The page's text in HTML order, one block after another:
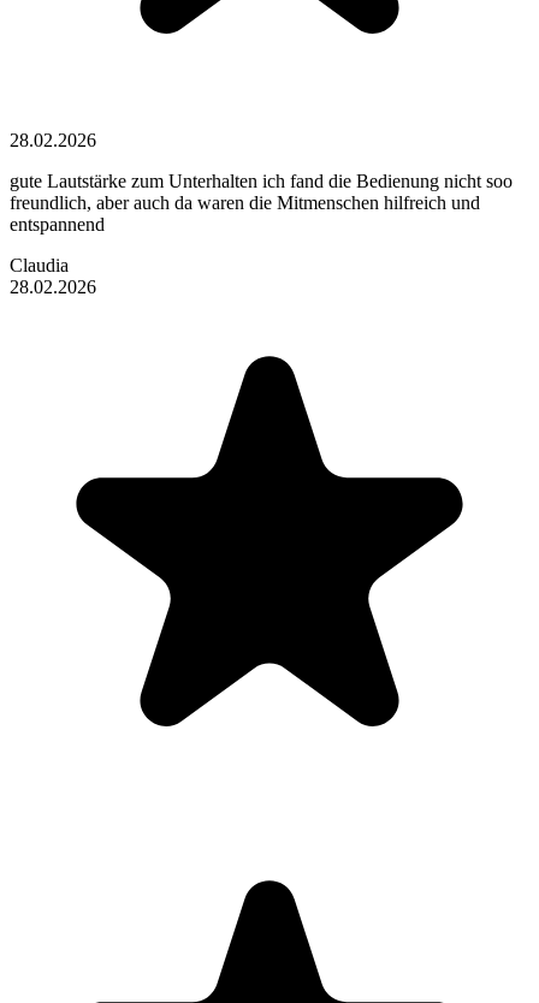
28.02.2026
gute Lautstärke zum Unterhalten ich fand die Bedienung nicht soo
freundlich, aber auch da waren die Mitmenschen hilfreich und
entspannend
Claudia
28.02.2026